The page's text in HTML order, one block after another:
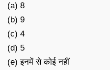
(a) 8
(b) 9
(c) 4
(d) 5
(e) इनमें से कोई नहीं